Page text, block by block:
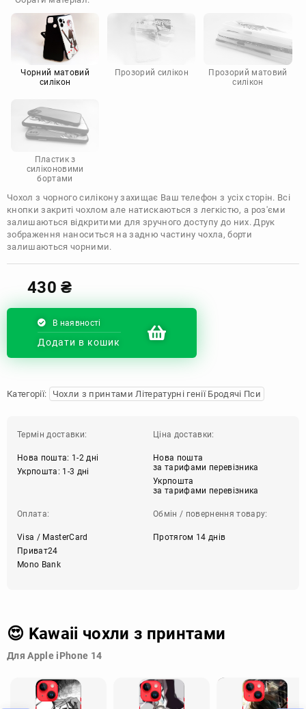
Doogee
Infinix
Sony
Motorola
Чорний матовий
силікон
Прозорий силікон
Прозорий матовий
силікон
Пластик з
силіконовими
бортами
Чохол з чорного силікону захищає Ваш телефон з усіх сторін. Всі
кнопки закриті чохлом але натискаються з легкістю, а роз'єми
залишаються відкритими для зручного доступу до них. Друк
зображення наноситься на задню частину чохла, борти
залишаються чорними.
430₴
В наявності
Додати в кошик
Категорії: Чохли з принтами Літературні генії Бродячі Пси
Термін доставки:
Нова пошта: 1-2 дні
Укрпошта: 1-3 дні
Ціна доставки:
Нова пошта
за тарифами перевізника
Укрпошта
за тарифами перевізника
Оплата:
Visa / MasterCard
Приват24
Mono Bank
Обмін / повернення товару:
Протягом 14 днів
😍 Kawaii чохли з принтами
Для Apple iPhone 14